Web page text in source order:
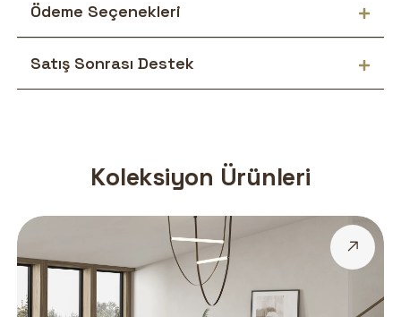
Ödeme Seçenekleri
Satış Sonrası Destek
Koleksiyon Ürünleri